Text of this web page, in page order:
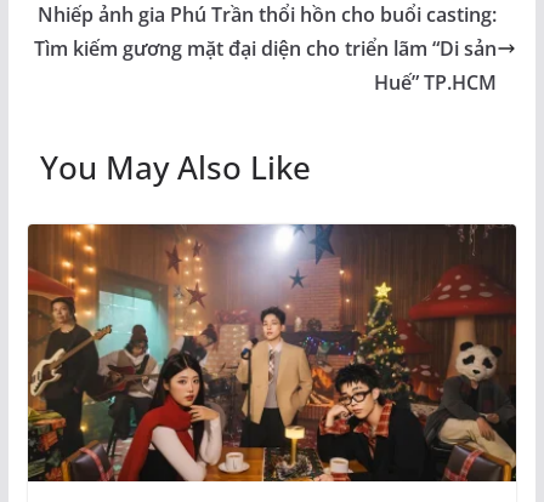
Nhiếp ảnh gia Phú Trần thổi hồn cho buổi casting:
Tìm kiếm gương mặt đại diện cho triển lãm “Di sản
Huế” TP.HCM
You May Also Like